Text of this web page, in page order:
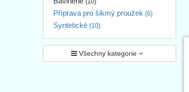
Příprava pro šikmý proužek (6)
Syntetické (10)
Všechny kategorie